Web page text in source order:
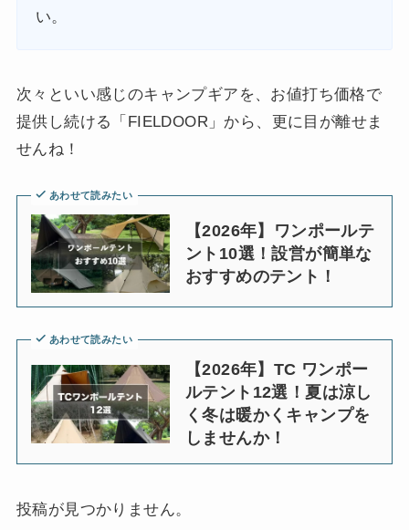
い。
次々といい感じのキャンプギアを、お値打ち価格で
提供し続ける「FIELDOOR」から、更に目が離せま
せんね！
あわせて読みたい
【2026年】ワンポールテ
ント10選！設営が簡単な
おすすめのテント！
あわせて読みたい
【2026年】TC ワンポー
ルテント12選！夏は涼し
く冬は暖かくキャンプを
しませんか！
投稿が見つかりません。